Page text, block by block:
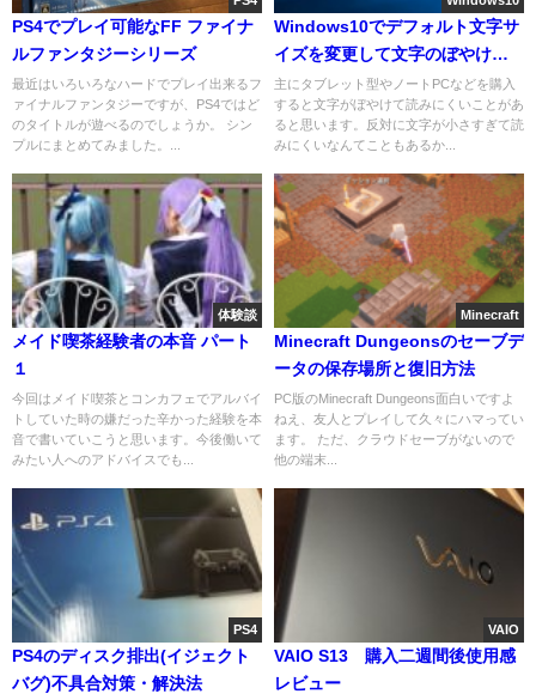
PS4でプレイ可能なFF ファイナ
ルファンタジーシリーズ
最近はいろいろなハードでプレイ出来るフ
ァイナルファンタジーですが、PS4ではど
のタイトルが遊べるのでしょうか。 シン
プルにまとめてみました。...
Windows10でデフォルト文字サ
イズを変更して文字のぼやけを
解消する
主にタブレット型やノートPCなどを購入
すると文字がぼやけて読みにくいことがあ
ると思います。反対に文字が小さすぎて読
みにくいなんてこともあるか...
体験談
メイド喫茶経験者の本音 パート
１
今回はメイド喫茶とコンカフェでアルバイ
トしていた時の嫌だった辛かった経験を本
音で書いていこうと思います。今後働いて
みたい人へのアドバイスでも...
Minecraft
Minecraft Dungeonsのセーブデ
ータの保存場所と復旧方法
PC版のMinecraft Dungeons面白いですよ
ねえ、友人とプレイして久々にハマってい
ます。 ただ、クラウドセーブがないので
他の端末...
PS4
PS4のディスク排出(イジェクト
バグ)不具合対策・解決法
VAIO
VAIO S13 購入二週間後使用感
レビュー